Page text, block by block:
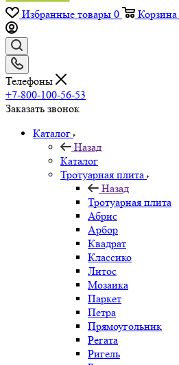
Избранные товары 0 Корзина
Телефоны
+7-800-100-56-53
Заказать звонок
Каталог
Назад
Каталог
Тротуарная плита
Назад
Тротуарная плита
Абрис
Арбор
Квадрат
Классико
Литос
Мозаика
Паркет
Петра
Прямоугольник
Регата
Ригель